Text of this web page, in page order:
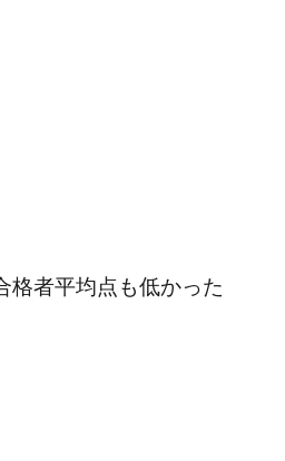
格者平均点も低かった